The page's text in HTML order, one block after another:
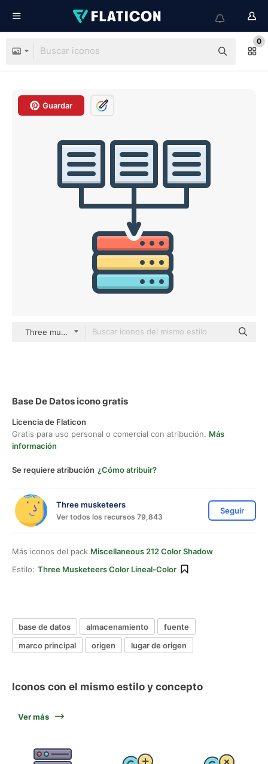
0
Guardar
Three musketeers color lineal-color
Base De Datos icono gratis
Licencia de Flaticon
Gratis para uso personal o comercial con atribución. Más
información
Se requiere atribución ¿Cómo atribuir?
Three musketeers
Ver todos los recursos 79,843
Seguir
Más iconos del pack Miscellaneous 212 Color Shadow
Estilo: Three Musketeers Color Lineal-Color
base de datos almacenamiento
fuente
marco principal
origen lugar de origen
Iconos con el mismo estilo y concepto
Ver más